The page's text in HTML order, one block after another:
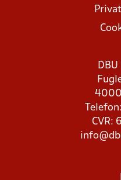
4000
CVR: